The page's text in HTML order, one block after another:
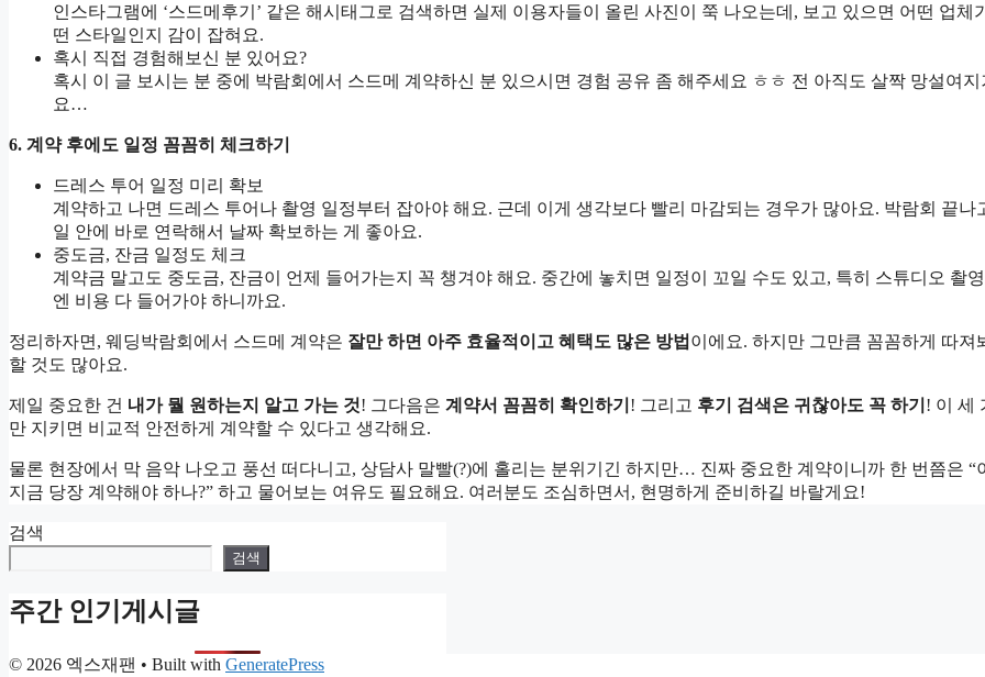
인스타그램에 ‘스드메후기’ 같은 해시태그로 검색하면 실제 이용자들이 올린 사진이 쭉 나오는데, 보고 있으면 어떤 업체
떤 스타일인지 감이 잡혀요.
혹시 직접 경험해보신 분 있어요?
혹시 이 글 보시는 분 중에 박람회에서 스드메 계약하신 분 있으시면 경험 공유 좀 해주세요 ㅎㅎ 전 아직도 살짝 망설여지
요…
6. 계약 후에도 일정 꼼꼼히 체크하기
드레스 투어 일정 미리 확보
계약하고 나면 드레스 투어나 촬영 일정부터 잡아야 해요. 근데 이게 생각보다 빨리 마감되는 경우가 많아요. 박람회 끝나
일 안에 바로 연락해서 날짜 확보하는 게 좋아요.
중도금, 잔금 일정도 체크
계약금 말고도 중도금, 잔금이 언제 들어가는지 꼭 챙겨야 해요. 중간에 놓치면 일정이 꼬일 수도 있고, 특히 스튜디오 촬
엔 비용 다 들어가야 하니까요.
정리하자면, 웨딩박람회에서 스드메 계약은 잘만 하면 아주 효율적이고 혜택도 많은 방법 이에요. 하지만 그만큼 꼼꼼하게 따져
할 것도 많아요.
제일 중요한 건 내가 뭘 원하는지 알고 가는 것! 그다음은 계약서 꼼꼼히 확인하기 ! 그리고 후기 검색은 귀찮아도 꼭 하기 ! 이 세
만 지키면 비교적 안전하게 계약할 수 있다고 생각해요.
물론 현장에서 막 음악 나오고 풍선 떠다니고, 상담사 말빨(?)에 홀리는 분위기긴 하지만… 진짜 중요한 계약이니까 한 번쯤은 “
지금 당장 계약해야 하나?” 하고 물어보는 여유도 필요해요. 여러분도 조심하면서, 현명하게 준비하길 바랄게요!
검색
검색
주간 인기게시글
© 2026 엑스재팬 • Built with GeneratePress